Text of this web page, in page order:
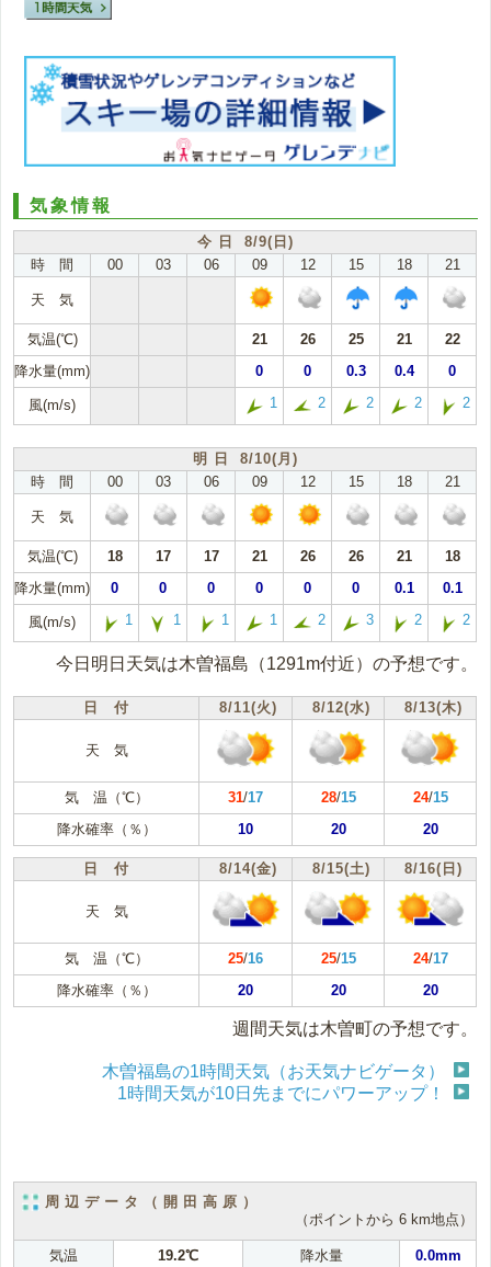
気象情報
今 日 8/9(日)
時 間
00 03 06 09 12 15 18 21
天 気
気温(℃) 21 26 25 21
22
降水量(mm)
0 0 0.3 0.4 0
風(m/s) 1 2 2 2 2
明 日 8/10(月)
時 間
00 03 06 09 12 15 18 21
天 気
気温(℃) 18 17 17 21 26 26 21
18
降水量(mm)
0 0 0 0 0 0 0.1 0.1
風(m/s) 1 1 1 1 2 3 2 2
今日明日天気は木曽福島（1291m付近）の予想です。
日 付 8/11(火) 8/12(水) 8/13(木)
天 気
気 温（℃） 31/17 28/15 24/15
降水確率（％）
10 20 20
日 付 8/14(金) 8/15(土) 8/16(日)
天 気
気 温（℃） 25/16 25/15 24/17
降水確率（％）
20 20 20
週間天気は木曽町の予想です。
木曽福島の1時間天気（お天気ナビゲータ）
1時間天気が10日先までにパワーアップ！
周辺データ（開田高原）
（ポイントから 6 km地点）
気温 19.2℃ 降水量
0.0mm